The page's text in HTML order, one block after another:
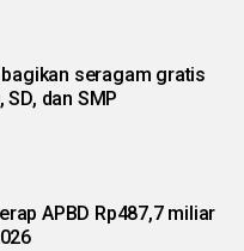
seragam gratis
SD, dan SMP
APBD Rp487,7 miliar